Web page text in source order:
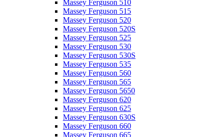
Massey Ferguson 510
Massey Ferguson 515
Massey Ferguson 520
Massey Ferguson 520S
Massey Ferguson 525
Massey Ferguson 530
Massey Ferguson 530S
Massey Ferguson 535
Massey Ferguson 560
Massey Ferguson 565
Massey Ferguson 5650
Massey Ferguson 620
Massey Ferguson 625
Massey Ferguson 630S
Massey Ferguson 660
Massey Ferguson 665